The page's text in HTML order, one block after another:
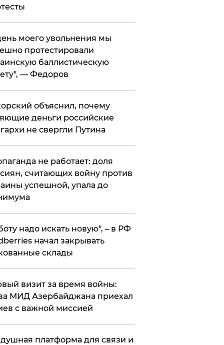
моего увольнения мы
протестировали
баллистическую
— Федоров
объяснил, почему
деньги российские
не свергли Путина
не работает: доля
считающих войну против
успешной, упала до
надо искать новую", – в РФ
начал закрывать
склады
визит за время войны:
МИД Азербайджана приехал
с важной миссией
платформа для связи и